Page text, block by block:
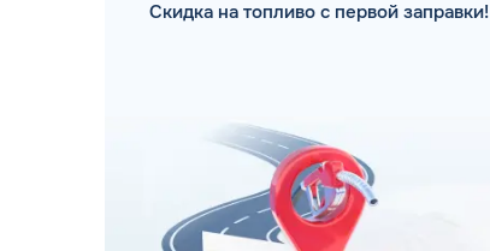
Скидка на топливо с первой заправки!